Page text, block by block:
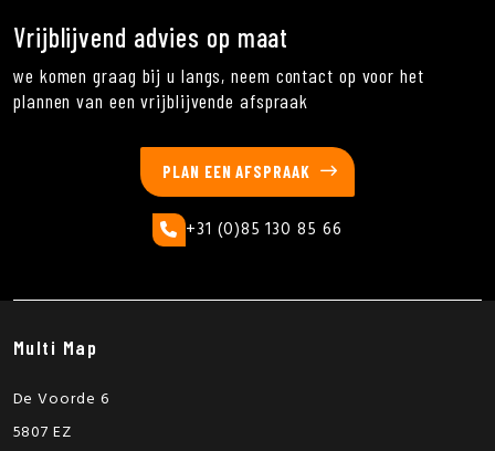
Vrijblijvend advies op maat
we komen graag bij u langs, neem contact op voor het
plannen van een vrijblijvende afspraak
PLAN EEN AFSPRAAK
+31 (0)85 130 85 66
Multi Map
De Voorde 6
5807 EZ